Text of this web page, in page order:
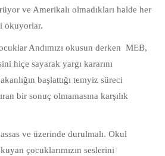
ve Amerikalı olmadıkları halde her
okuyorlar.
Andımızı okusun derken MEB,
hiçe sayarak yargı kararını
başlattığı temyiz süreci
bir sonuç olmamasına karşılık
ve üzerinde durulmalı. Okul
çocuklarımızın seslerini